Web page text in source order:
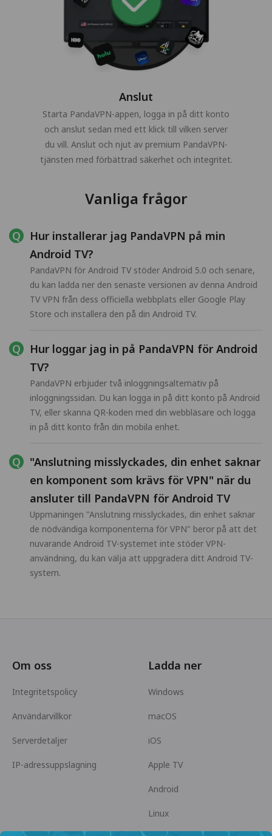
Anslut
Starta PandaVPN-appen, logga in på ditt konto
och anslut sedan med ett klick till vilken server
du vill. Anslut och njut av premium PandaVPN-
tjänsten med förbättrad säkerhet och integritet.
Vanliga frågor
Hur installerar jag PandaVPN på min
Android TV?
PandaVPN för Android TV stöder Android 5.0 och senare,
du kan ladda ner den senaste versionen av denna Android
TV VPN från dess officiella webbplats eller Google Play
Store och installera den på din Android TV.
Hur loggar jag in på PandaVPN för Android
TV?
PandaVPN erbjuder två inloggningsalternativ på
inloggningssidan. Du kan logga in på ditt konto på Android
TV, eller skanna QR-koden med din webbläsare och logga
in på ditt konto från din mobila enhet.
"Anslutning misslyckades, din enhet saknar
en komponent som krävs för VPN" när du
ansluter till PandaVPN för Android TV
Uppmaningen "Anslutning misslyckades, din enhet saknar
de nödvändiga komponenterna för VPN" beror på att det
nuvarande Android TV-systemet inte stöder VPN-
användning, du kan välja att uppgradera ditt Android TV-
system.
Om oss
Integritetspolicy
Användarvillkor
Serverdetaljer
IP-adressuppslagning
Ladda ner
Windows
macOS
iOS
Apple TV
Android
Linux